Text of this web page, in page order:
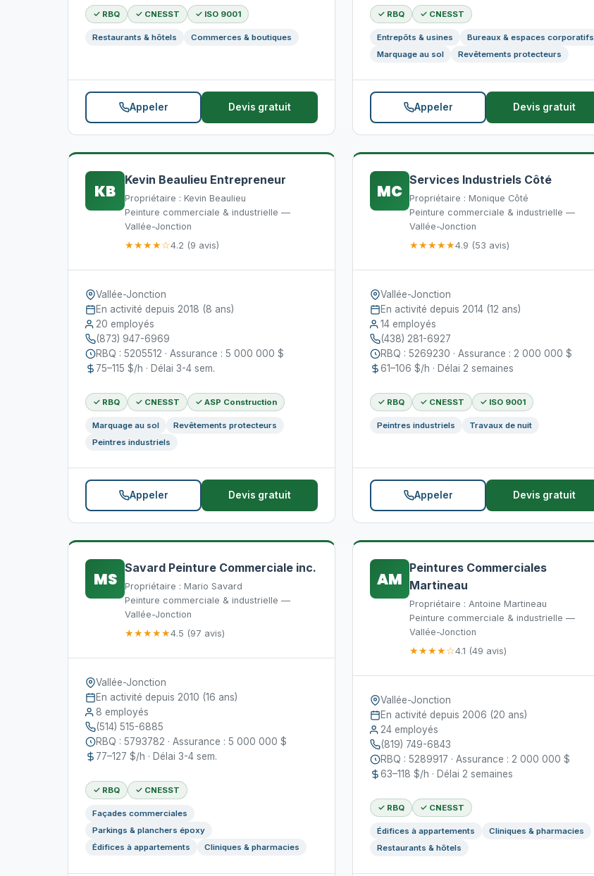
✓ RBQ ✓ CNESST ✓ ISO 9001
Restaurants & hôtels Commerces & boutiques
Appeler Devis gratuit
✓ RBQ ✓ CNESST
Entrepôts & usines
Bureaux & espaces corporatifs
Marquage au sol
Revêtements protecteurs
Appeler Devis gratuit
KB
Kevin Beaulieu Entrepreneur
Propriétaire : Kevin Beaulieu
Peinture commerciale & industrielle —
Vallée-Jonction
★★★★☆4.2 (9 avis)
Vallée-Jonction
En activité depuis 2018 (8 ans)
20 employés
(873) 947-6969
RBQ : 5205512 · Assurance : 5 000 000 $
75–115 $/h · Délai 3-4 sem.
✓ RBQ ✓ CNESST ✓ ASP Construction
Marquage au sol
Revêtements protecteurs
Peintres industriels
Appeler Devis gratuit
MC
Services Industriels Côté
Propriétaire : Monique Côté
Peinture commerciale & industrielle —
Vallée-Jonction
★★★★★4.9 (53 avis)
Vallée-Jonction
En activité depuis 2014 (12 ans)
14 employés
(438) 281-6927
RBQ : 5269230 · Assurance : 2 000 000 $
61–106 $/h · Délai 2 semaines
✓ RBQ ✓ CNESST ✓ ISO 9001
Peintres industriels Travaux de nuit
Appeler Devis gratuit
MS
Savard Peinture Commerciale inc.
Propriétaire : Mario Savard
Peinture commerciale & industrielle —
Vallée-Jonction
★★★★★4.5 (97 avis)
Vallée-Jonction
En activité depuis 2010 (16 ans)
8 employés
(514) 515-6885
RBQ : 5793782 · Assurance : 5 000 000 $
77–127 $/h · Délai 3-4 sem.
✓ RBQ ✓ CNESST
Façades commerciales
Parkings & planchers époxy
Édifices à appartements
Cliniques & pharmacies
AM
Peintures Commerciales
Martineau
Propriétaire : Antoine Martineau
Peinture commerciale & industrielle —
Vallée-Jonction
★★★★☆4.1 (49 avis)
Vallée-Jonction
En activité depuis 2006 (20 ans)
24 employés
(819) 749-6843
RBQ : 5289917 · Assurance : 2 000 000 $
63–118 $/h · Délai 2 semaines
✓ RBQ ✓ CNESST
Édifices à appartements
Cliniques & pharmacies
Restaurants & hôtels